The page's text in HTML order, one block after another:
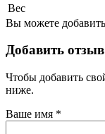
Вес
Вы можете
Добавить
Чтобы добавить
ниже.
Ваше имя *